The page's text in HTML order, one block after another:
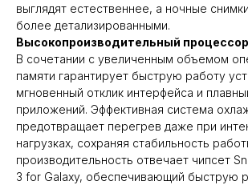
выглядят естественнее, а ночные
более детализированными.
Высокопроизводительный процессор
В сочетании с увеличенным объемом
памяти гарантирует быструю работу
мгновенный отклик интерфейса и
приложений. Эффективная система
предотвращает перегрев даже при
нагрузках, сохраняя стабильность
производительность отвечает чипсет
3 for Galaxy, обеспечивающий быструю